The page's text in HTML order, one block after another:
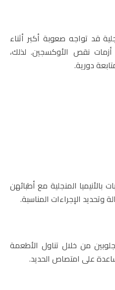
قد تواجه صعوبة أكبر أثناء
نقص الأوكسجين. لذلك،
دورية.
بالأنيميا المنجلية مع أطبائهن
وتحديد الإجراءات المناسبة.
من خلال تناول الأطعمة
على امتصاص الحديد.